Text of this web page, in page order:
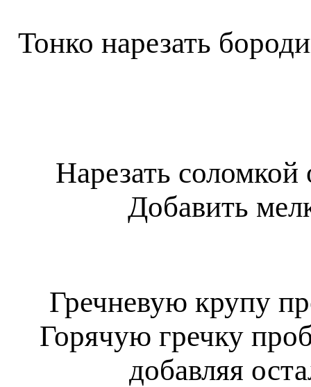
Тонко нарезать
Нарезать
Добавить
Гречневую крупу
Горячую гречку
добавляя